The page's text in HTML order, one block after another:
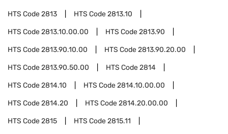
HTS Code2813 HTS Code2813.10
HTS Code2813.10.00.00 HTS Code2813.90
HTS Code2813.90.10.00 HTS Code2813.90.20.00
HTS Code2813.90.50.00 HTS Code2814
HTS Code2814.10 HTS Code2814.10.00.00
HTS Code2814.20 HTS Code2814.20.00.00
HTS Code2815 HTS Code2815.11